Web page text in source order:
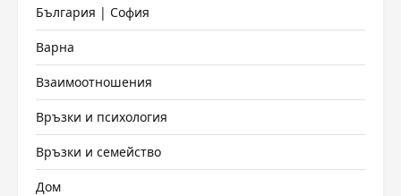
България | София
Варна
Взаимоотношения
Връзки и психология
Връзки и семейство
Дом